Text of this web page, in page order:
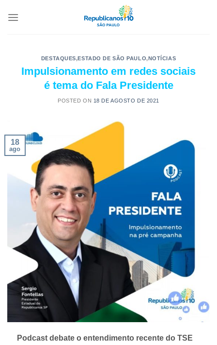
DESTAQUES,ESTADO DE SÃO PAULO,NOTÍCIAS
Impulsionamento em redes sociais
é tema do Fala Presidente
POSTED ON 18 DE AGOSTO DE 2021
18
ago
Podcast debate o entendimento recente do TSE